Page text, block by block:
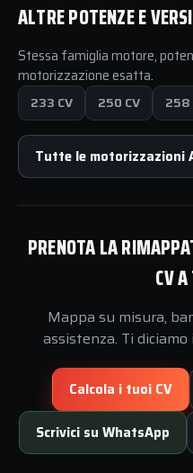
ALTRE POTENZE E
Stessa famiglia motore,
motorizzazione esatta.
233 CV
250 CV 258
Tutte le motorizzazioni
PRENOTA LA
CV
Mappa su misura,
assistenza. Ti
Calcola i tuoi CV
Scrivici su WhatsApp